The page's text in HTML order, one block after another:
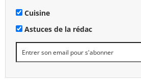
Cuisine
Astuces de la rédac